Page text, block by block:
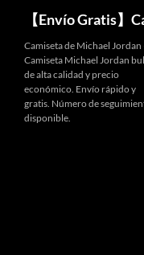
【Envío Gratis】
Buscar
Camiseta de Michael Jordan
Camiseta Michael Jordan
de alta calidad y precio
económico. Envío rápido y
gratis. Número de
disponible.